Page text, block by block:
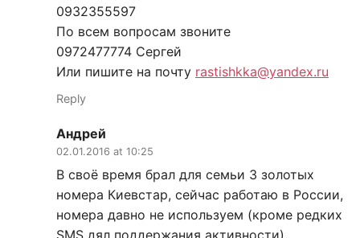
0932355597
По всем вопросам звоните
0972477774 Сергей
Или пишите на почту rastishkka@yandex.ru
Reply
Андрей
02.01.2016 at 10:25
В своё время брал для семьи 3 золотых
номера Киевстар, сейчас работаю в России,
номера давно не используем (кроме редких